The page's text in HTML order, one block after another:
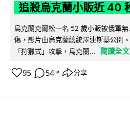
追殺烏克蘭小販近 40
烏克蘭克爾松一名 52 歲小販被俄軍
傷，影片由烏克蘭總統澤連斯基公開
「狩獵式」攻擊，烏克蘭...
閱讀全文
95 54 ↗ 分享